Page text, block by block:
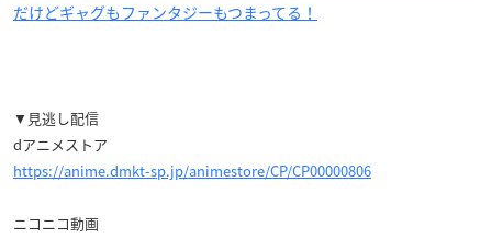
だけどギャグもファンタジーもつまってる！
▼見逃し配信
dアニメストア
https://anime.dmkt-sp.jp/animestore/CP/CP00000806
ニコニコ動画